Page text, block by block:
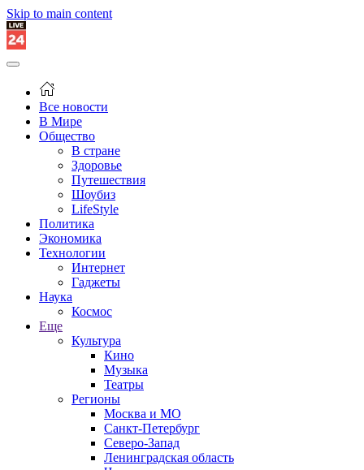
Skip to main content
Все новости
В Мире
Общество
В стране
Здоровье
Путешествия
Шоубиз
LifeStyle
Политика
Экономика
Технологии
Интернет
Гаджеты
Наука
Космос
Еще
Культура
Кино
Музыка
Театры
Регионы
Москва и МО
Санкт-Петербург
Северо-Запад
Ленинградская область